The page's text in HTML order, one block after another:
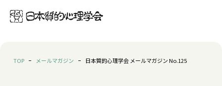
TOP メールマガジン 日本質的心理学会 メールマガジン No.125